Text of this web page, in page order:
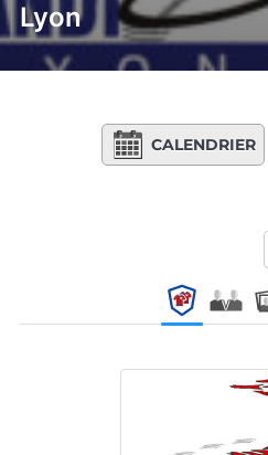
Lyon
CALENDRIER